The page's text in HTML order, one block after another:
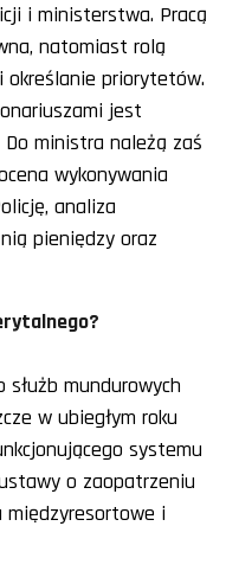
i ministerstwa. Pracą
natomiast rolą
priorytetów.
jest
ministra należą zaś
wykonywania
analiza
pieniędzy oraz
mundurowych
w ubiegłym roku
systemu
o zaopatrzeniu
międzyresortowe i